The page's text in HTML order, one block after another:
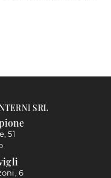
SRL
51
6